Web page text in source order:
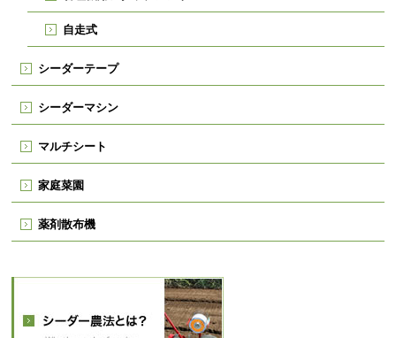
自走式
シーダーテープ
シーダーマシン
マルチシート
家庭菜園
薬剤散布機